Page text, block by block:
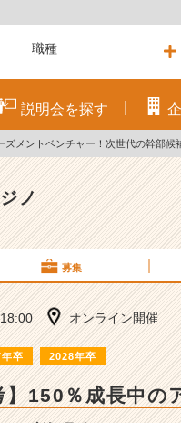
説明会を探す
ズメントベンチャー！次世代の幹部候
ノ
募集
オンライン開催
卒 2028年卒
】150％成長中